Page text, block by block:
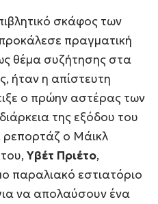
σκάφος των
πραγματική
θέμα συζήτησης στα
ήταν η απίστευτη
ο πρώην αστέρας των
της εξόδου του
ο Μάικλ
Υβέτ Πριέτο,
παραλιακό εστιατόριο
να απολαύσουν ένα